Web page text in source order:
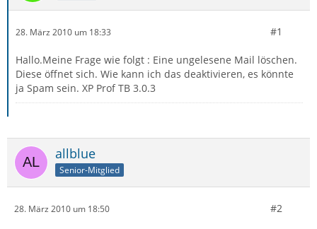
28. März 2010 um 18:33 #1
Hallo.Meine Frage wie folgt : Eine ungelesene Mail löschen.
Diese öffnet sich. Wie kann ich das deaktivieren, es könnte
ja Spam sein. XP Prof TB 3.0.3
allblue
Senior-Mitglied
28. März 2010 um 18:50 #2